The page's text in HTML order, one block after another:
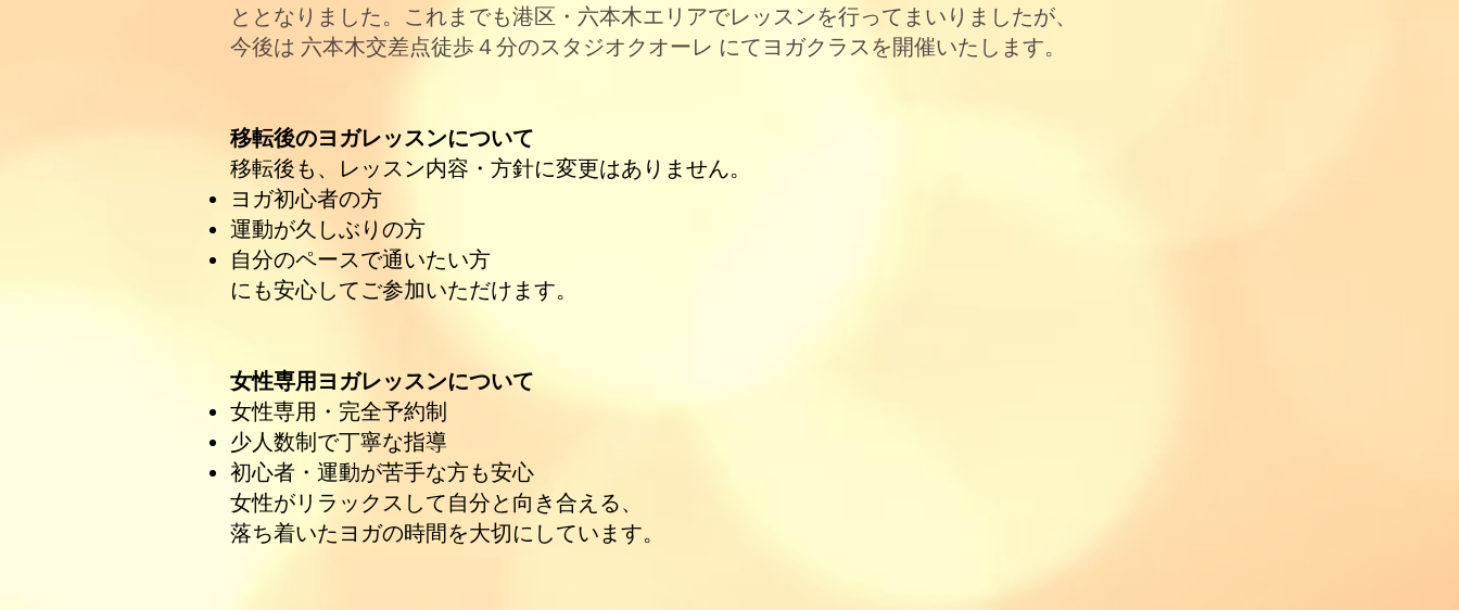
ととなりました。これまでも港区・六本木エリアでレッスンを行ってまいりましたが、
今後は 六本木交差点徒歩４分のスタジオクオーレ にてヨガクラスを開催いたします。​
移転後のヨガレッスンについて
移転後も、レッスン内容・方針に変更はありません。
ヨガ初心者の方
運動が久しぶりの方
自分のペースで通いたい方
にも安心してご参加いただけます。
女性専用ヨガレッスンについて
女性専用・完全予約制
少人数制で丁寧な指導
初心者・運動が苦手な方も安心
女性がリラックスして自分と向き合える、
落ち着いたヨガの時間を大切にしています。